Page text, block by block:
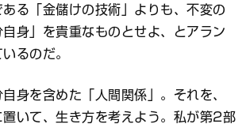
る「金儲けの技術」よりも、不変の
身」を貴重なものとせよ、とアラン
るのだ。
身を含めた「人間関係」。それを、
置いて、生き方を考えよう。私が第2部